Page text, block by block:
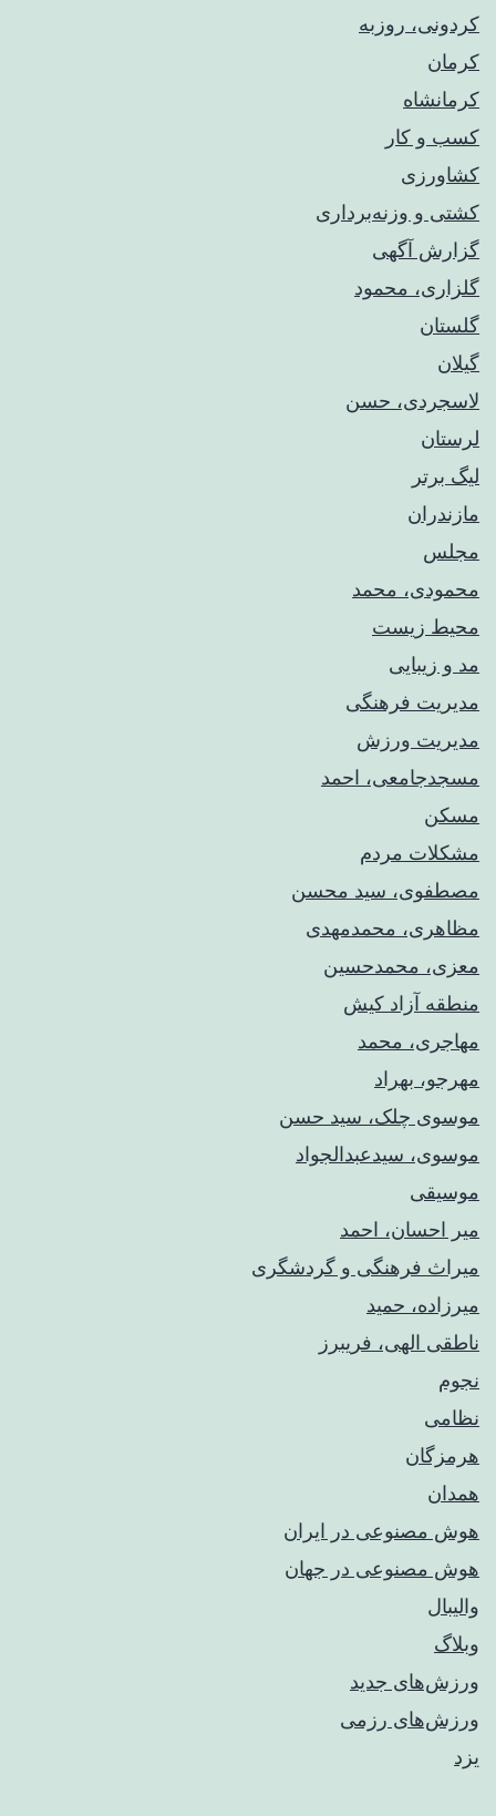
کردونی، روزبه
کرمان
کرمانشاه
کسب و کار
کشاورزی
کشتی و وزنه‌برداری
گزارش آگهی
گلزاری، محمود
گلستان
گیلان
لاسجردی، حسن
لرستان
لیگ برتر
مازندران
مجلس
محمودی، محمد
محیط زیست
مد و زیبایی
مدیریت فرهنگی
مدیریت ورزش
مسجدجامعی، احمد
مسکن
مشکلات مردم
مصطفوی، سید محسن
مظاهری، محمدمهدی
معزی، محمدحسین
منطقه آزاد کیش
مهاجری، محمد
مهرجو، بهراد
موسوی چلک، سید حسن
موسوی، سیدعبدالجواد
موسیقی
میر احسان، احمد
میراث فرهنگی و گردشگری
میرزاده، حمید
ناطقی الهی، فریبرز
نجوم
نظامی
هرمزگان
همدان
هوش مصنوعی در ایران
هوش مصنوعی در جهان
والیبال
وبلاگ
ورزش‌های جدید
ورزش‌های رزمی
یزد